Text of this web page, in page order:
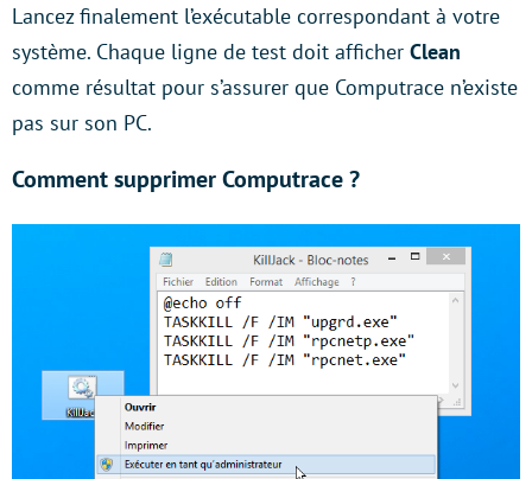
Lancez finalement l’exécutable correspondant à votre
système. Chaque ligne de test doit afficher Clean
comme résultat pour s’assurer que Computrace n’existe
pas sur son PC.
Comment supprimer Computrace ?